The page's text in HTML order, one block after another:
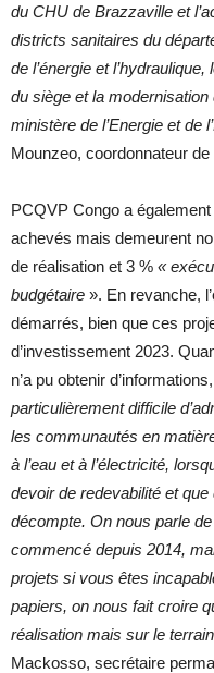
du CHU de Brazzaville et
districts sanitaires du
de l’énergie et
du siège et la
ministère de l’Energie et de
Mounzeo, coordonnateur de
PCQVP Congo a
achevés mais demeurent
de réalisation et 3 % «
budgétaire ». En revanche,
démarrés, bien que ces
d’investissement 2023.
n’a pu obtenir
particulièrement difficile
les communautés en
à l’eau et à l’électricité,
devoir de redevabilité et
décompte. On nous parle
commencé depuis 2014,
projets si vous êtes
papiers, on nous fait croire
réalisation mais sur le
Mackosso, secrétaire